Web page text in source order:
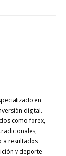
en
digital.
como forex,
a resultados
y deporte